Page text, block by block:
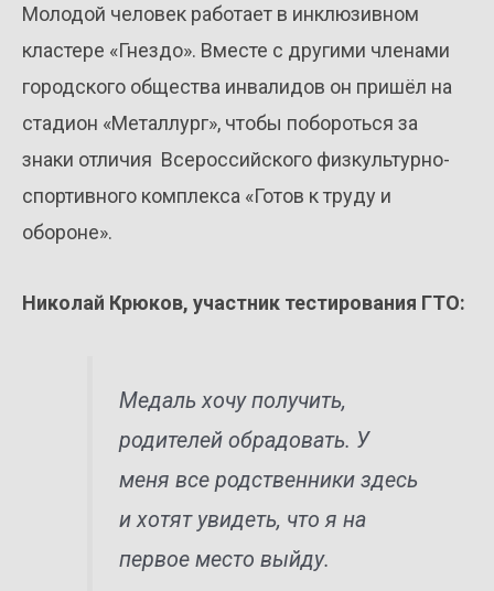
Молодой человек работает в инклюзивном
кластере «Гнездо». Вместе с другими членами
городского общества инвалидов он пришёл на
стадион «Металлург», чтобы побороться за
знаки отличия Всероссийского физкультурно-
спортивного комплекса «Готов к труду и
обороне».
Николай Крюков, участник тестирования ГТО:
Медаль хочу получить,
родителей обрадовать. У
меня все родственники здесь
и хотят увидеть, что я на
первое место выйду.